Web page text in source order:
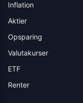
Inflation
Aktier
Opsparing
Valutakurser
ETF
Renter